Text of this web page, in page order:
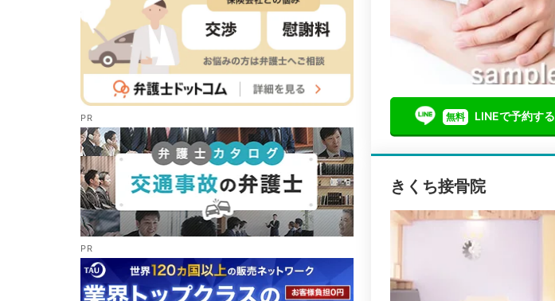
無料 LINEで予約する
きくち接骨院